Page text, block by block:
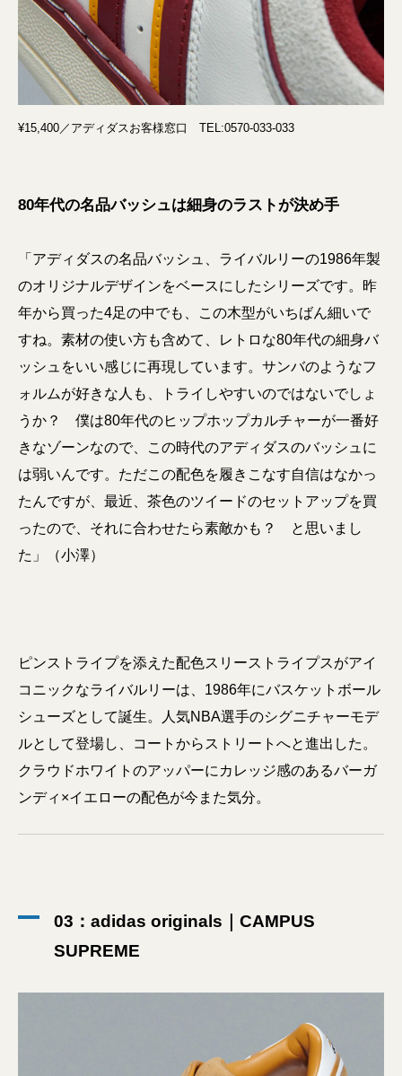
¥15,400／アディダスお客様窓口 TEL:0570-033-033
80年代の名品バッシュは細身のラストが決め手
「アディダスの名品バッシュ、ライバルリーの1986年製
のオリジナルデザインをベースにしたシリーズです。昨
年から買った4足の中でも、この木型がいちばん細いで
すね。素材の使い方も含めて、レトロな80年代の細身バ
ッシュをいい感じに再現しています。サンバのようなフ
ォルムが好きな人も、トライしやすいのではないでしょ
うか？ 僕は80年代のヒップホップカルチャーが一番好
きなゾーンなので、この時代のアディダスのバッシュに
は弱いんです。ただこの配色を履きこなす自信はなかっ
たんですが、最近、茶色のツイードのセットアップを買
ったので、それに合わせたら素敵かも？ と思いまし
た」（小澤）
ピンストライプを添えた配色スリーストライプスがアイ
コニックなライバルリーは、1986年にバスケットボール
シューズとして誕生。人気NBA選手のシグニチャーモデ
ルとして登場し、コートからストリートへと進出した。
クラウドホワイトのアッパーにカレッジ感のあるバーガ
ンディ×イエローの配色が今また気分。
03：adidas originals｜CAMPUS
SUPREME